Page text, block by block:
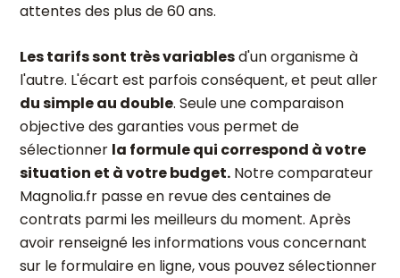
attentes des plus de 60 ans.
Les tarifs sont très variablesd'un organisme à
l'autre. L'écart est parfois conséquent, et peut aller
du simple au double. Seule une comparaison
objective des garanties vous permet de
sélectionner la formule qui correspond à votre
situation et à votre budget. Notre comparateur
Magnolia.fr passe en revue des centaines de
contrats parmi les meilleurs du moment. Après
avoir renseigné les informations vous concernant
sur le formulaire en ligne, vous pouvez sélectionner